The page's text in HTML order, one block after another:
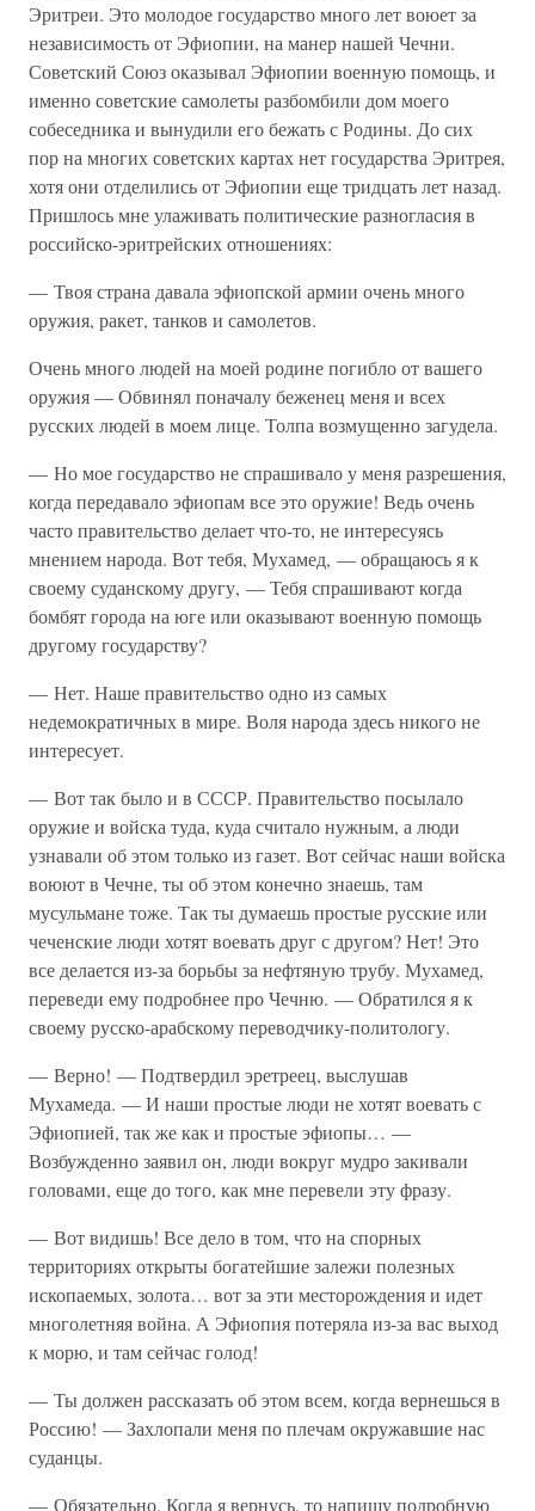
Эритреи. Это молодое государство много лет воюет за
независимость от Эфиопии, на манер нашей Чечни.
Советский Союз оказывал Эфиопии военную помощь, и
именно советские самолеты разбомбили дом моего
собеседника и вынудили его бежать с Родины. До сих
пор на многих советских картах нет государства Эритрея,
хотя они отделились от Эфиопии еще тридцать лет назад.
Пришлось мне улаживать политические разногласия в
российско-эритрейских отношениях:
— Твоя страна давала эфиопской армии очень много
оружия, ракет, танков и самолетов.
Очень много людей на моей родине погибло от вашего
оружия — Обвинял поначалу беженец меня и всех
русских людей в моем лице. Толпа возмущенно загудела.
— Но мое государство не спрашивало у меня разрешения,
когда передавало эфиопам все это оружие! Ведь очень
часто правительство делает что-то, не интересуясь
мнением народа. Вот тебя, Мухамед, — обращаюсь я к
своему суданскому другу, — Тебя спрашивают когда
бомбят города на юге или оказывают военную помощь
другому государству?
— Нет. Наше правительство одно из самых
недемократичных в мире. Воля народа здесь никого не
интересует.
— Вот так было и в СССР. Правительство посылало
оружие и войска туда, куда считало нужным, а люди
узнавали об этом только из газет. Вот сейчас наши войска
воюют в Чечне, ты об этом конечно знаешь, там
мусульмане тоже. Так ты думаешь простые русские или
чеченские люди хотят воевать друг с другом? Нет! Это
все делается из-за борьбы за нефтяную трубу. Мухамед,
переведи ему подробнее про Чечню. — Обратился я к
своему русско-арабскому переводчику-политологу.
— Верно! — Подтвердил эретреец, выслушав
Мухамеда. — И наши простые люди не хотят воевать с
Эфиопией, так же как и простые эфиопы… —
Возбужденно заявил он, люди вокруг мудро закивали
головами, еще до того, как мне перевели эту фразу.
— Вот видишь! Все дело в том, что на спорных
территориях открыты богатейшие залежи полезных
ископаемых, золота… вот за эти месторождения и идет
многолетняя война. А Эфиопия потеряла из-за вас выход
к морю, и там сейчас голод!
— Ты должен рассказать об этом всем, когда вернешься в
Россию! — Захлопали меня по плечам окружавшие нас
суданцы.
— Обязательно. Когда я вернусь, то напишу подробную